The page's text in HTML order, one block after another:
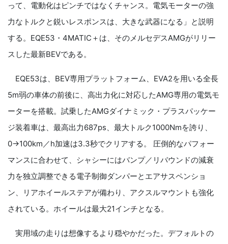
って、電動化はピンチではなくチャンス。電気モーターの強
力なトルクと鋭いレスポンスは、大きな武器になる」と説明
する。EQE53・4MATIC＋は、そのメルセデスAMGがリリー
スした最新BEVである。
EQE53は、BEV専用プラットフォーム、EVA2を用いる全長
5m弱の車体の前後に、高出力化に対応したAMG専用の電気モ
ーターを搭載。試乗したAMGダイナミック・プラスパッケー
ジ装着車は、最高出力687ps、最大トルク1000Nmを誇り、
0→100km／h加速は3.3秒でクリアする。 圧倒的なパフォー
マンスに合わせて、シャシーにはバンプ／リバウンドの減衰
力を独立調整できる電子制御ダンパーとエアサスペンショ
ン、リアホイールステアが備わり、アクスルマウントも強化
されている。ホイールは最大21インチとなる。
実用域の走りは想像するより穏やかだった。デフォルトの